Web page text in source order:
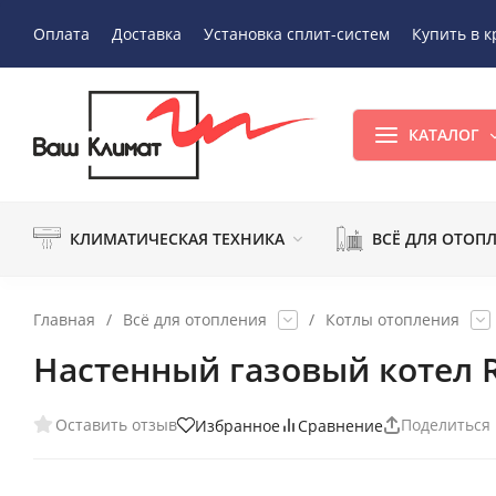
Оплата Доставка Установка сплит-систем Купить в
КАТАЛОГ
КЛИМАТИЧЕСКАЯ ТЕХНИКА ВСЁ ДЛЯ
Главная / Всё для отопления / Котлы отопления
Настенный газовый котел
Оставить отзыв Избранное Сравнение Поделиться